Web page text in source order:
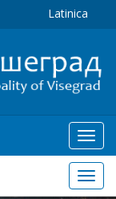
Latinica
мени